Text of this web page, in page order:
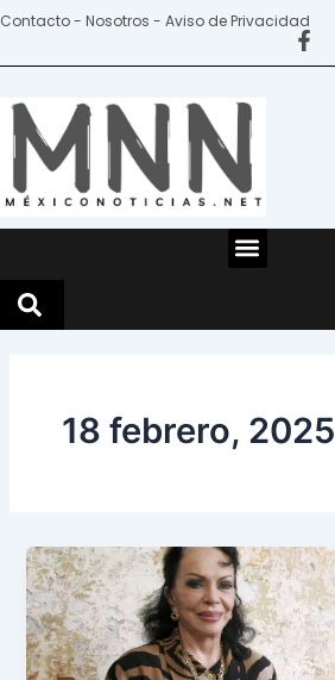
Ir
contenido
Contacto - Nosotros - Aviso de Privacidad
Menu
18 febrero, 2025